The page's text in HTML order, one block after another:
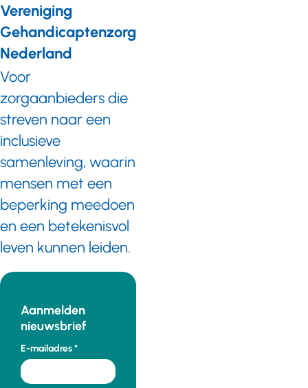
Vereniging
Gehandicaptenzorg
Nederland
Voor
zorgaanbieders die
streven naar een
inclusieve
samenleving, waarin
mensen met een
beperking meedoen
en een betekenisvol
leven kunnen leiden.
Aanmelden
nieuwsbrief
E-mailadres